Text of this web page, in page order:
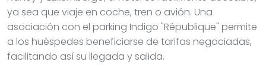
ya sea que viaje en coche, tren o avión. Una
asociación con el parking Indigo "République" permite
a los huéspedes beneficiarse de tarifas negociadas,
facilitando así su llegada y salida.